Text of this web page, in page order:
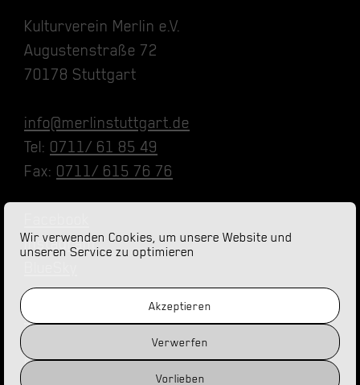
Wir verwenden Cookies, um unsere Website und
unseren Service zu optimieren
Akzeptieren
Verwerfen
Vorlieben
Kulturverein Merlin e.V.
Augustenstraße 72
70178 Stuttgart
info@merlinstuttgart.de
Tel: 0711/ 61 85 49
Fax: 0711/ 615 76 76
Instagram
Impressum
Barrierefreiheit